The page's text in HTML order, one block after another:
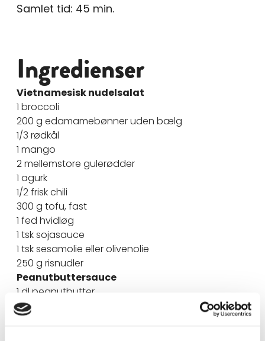
Samlet tid: 45 min.
Ingredienser
Vietnamesisk nudelsalat
1 broccoli
200 g edamamebønner uden bælg
1/3 rødkål
1 mango
2 mellemstore gulerødder
1 agurk
1/2 frisk chili
300 g tofu, fast
1 fed hvidløg
1 tsk sojasauce
1 tsk sesamolie eller olivenolie
250 g risnudler
Peanutbuttersauce
1 dl peanutbutter
1 lille fed hvidløg
1 spsk finthakket ingefær